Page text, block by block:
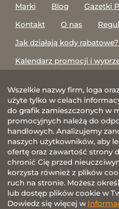
Marki
Blog
Gazetki
Kontakt
O nas
Jak działają kody rabatowe?
Kalendarz promocji i
Wszelkie nazwy firm, loga
użyte tylko w celach
do grafik zamieszczonych w
promocyjnych należą do
handlowych. Analizujemy
naszych użytkowników, aby
ofertę oraz zawartość strony
chronić Cię przed
korzysta również z plików
ruch na stronie. Możesz
lub dostęp plików cookie w
Dowiedz się więcej w